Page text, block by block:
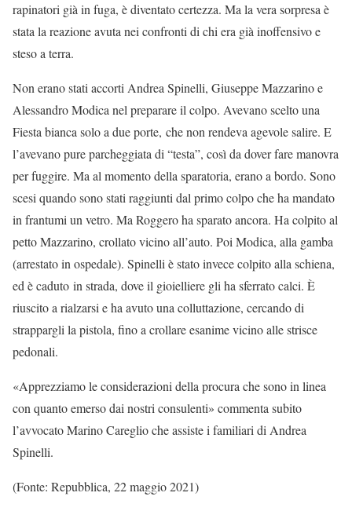
rapinatori già in fuga, è diventato certezza. Ma la vera sorpresa è
stata la reazione avuta nei confronti di chi era già inoffensivo e
steso a terra.
Non erano stati accorti Andrea Spinelli, Giuseppe Mazzarino e
Alessandro Modica nel preparare il colpo. Avevano scelto una
Fiesta bianca solo a due porte, che non rendeva agevole salire. E
l’avevano pure parcheggiata di “testa”, così da dover fare manovra
per fuggire. Ma al momento della sparatoria, erano a bordo. Sono
scesi quando sono stati raggiunti dal primo colpo che ha mandato
in frantumi un vetro. Ma Roggero ha sparato ancora. Ha colpito al
petto Mazzarino, crollato vicino all’auto. Poi Modica, alla gamba
(arrestato in ospedale). Spinelli è stato invece colpito alla schiena,
ed è caduto in strada, dove il gioielliere gli ha sferrato calci. È
riuscito a rialzarsi e ha avuto una colluttazione, cercando di
strappargli la pistola, fino a crollare esanime vicino alle strisce
pedonali.
«Apprezziamo le considerazioni della procura che sono in linea
con quanto emerso dai nostri consulenti» commenta subito
l’avvocato Marino Careglio che assiste i familiari di Andrea
Spinelli.
(Fonte: Repubblica, 22 maggio 2021)